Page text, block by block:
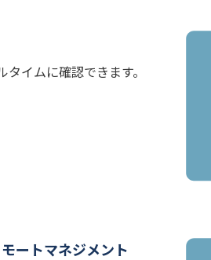
イムに確認できます。
ートマネジメント